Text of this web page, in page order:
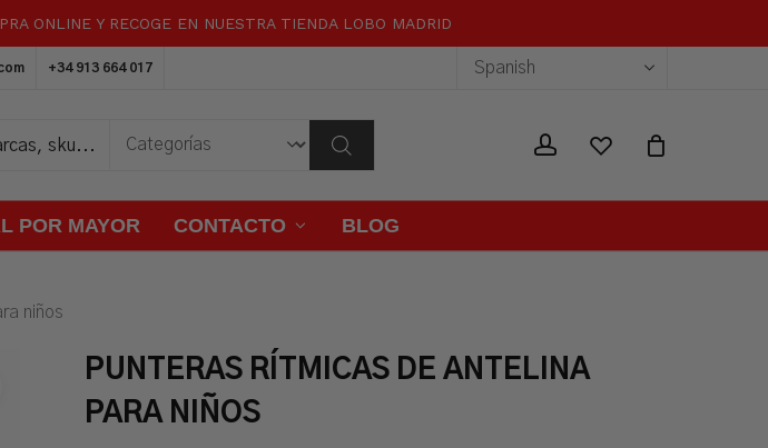
ONLINE Y RECOGE EN NUESTRA TIENDA LOBO MADRID
+34 913 664 017
accountwishlist
POR MAYOR CONTACTO BLOG
Carrito Close
niños
PUNTERAS RÍTMICAS DE ANTELINA
PARA NIÑOS